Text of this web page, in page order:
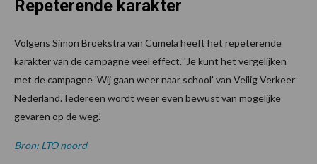
Repeterende karakter
Volgens Simon Broekstra van Cumela heeft het repeterende
karakter van de campagne veel effect. 'Je kunt het vergelijken
met de campagne 'Wij gaan weer naar school' van Veilig Verkeer
Nederland. Iedereen wordt weer even bewust van mogelijke
gevaren op de weg.'
Bron: LTO noord